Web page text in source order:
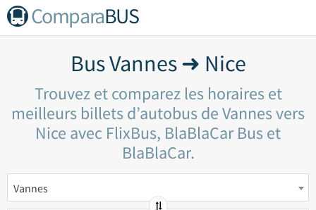
ComparaBUS
Bus Vannes ➜ Nice
Trouvez et comparez les horaires et
meilleurs billets d’autobus de Vannes vers
Nice avec FlixBus, BlaBlaCar Bus et
BlaBlaCar.
Vannes